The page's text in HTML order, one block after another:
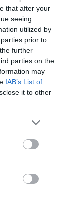
that after your
seeing
utilized by
prior to
further
parties on the
may
IAB’s List of
it to other
more Google
may click to
party tags to
below Google